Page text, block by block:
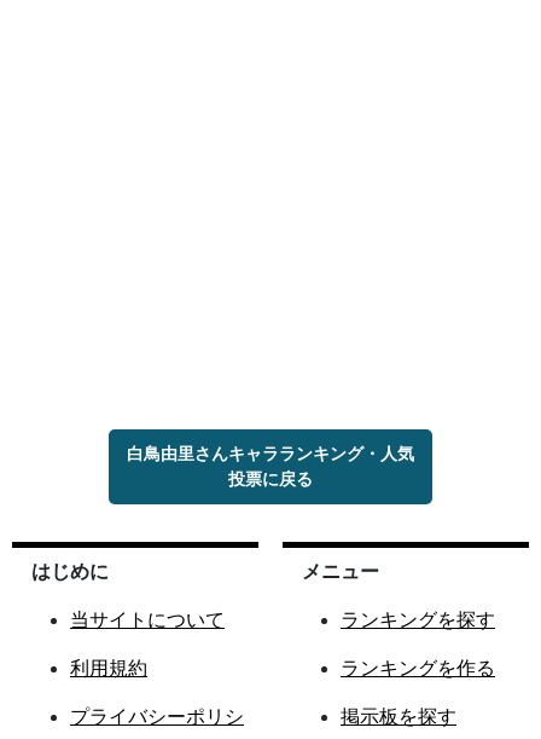
白鳥由里さんキャラランキング・人気
投票に戻る
はじめに
当サイトについて
利用規約
プライバシーポリシ
メニュー
ランキングを探す
ランキングを作る
掲示板を探す